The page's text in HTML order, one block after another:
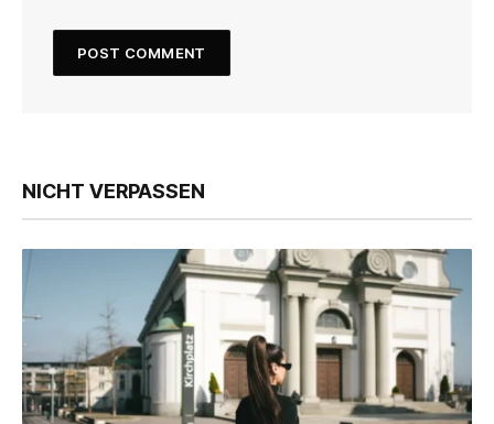
NICHT VERPASSEN